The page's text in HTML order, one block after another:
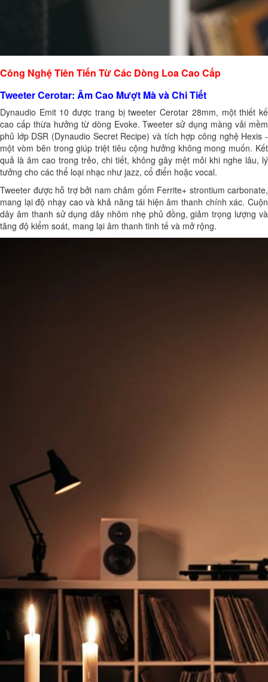
Công Nghệ Tiên Tiến Từ Các Dòng Loa Cao Cấp
Tweeter Cerotar: Âm Cao Mượt Mà và Chi Tiết
Dynaudio Emit 10 được trang bị tweeter Cerotar 28mm, một thiết kế
cao cấp thừa hưởng từ dòng Evoke. Tweeter sử dụng màng vải mềm
phủ lớp DSR (Dynaudio Secret Recipe) và tích hợp công nghệ Hexis -
một vòm bên trong giúp triệt tiêu cộng hưởng không mong muốn. Kết
quả là âm cao trong trẻo, chi tiết, không gây mệt mỏi khi nghe lâu, lý
tưởng cho các thể loại nhạc như jazz, cổ điển hoặc vocal.
Tweeter được hỗ trợ bởi nam châm gốm Ferrite+ strontium carbonate,
mang lại độ nhạy cao và khả năng tái hiện âm thanh chính xác. Cuộn
dây âm thanh sử dụng dây nhôm nhẹ phủ đồng, giảm trọng lượng và
tăng độ kiểm soát, mang lại âm thanh tinh tế và mở rộng.